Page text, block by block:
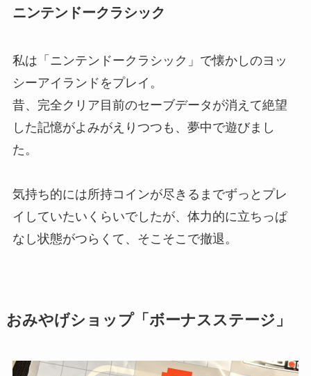
ニンテンドークラシック
私は「ニンテンドークラシック」で懐かしのヨッ
シーアイランドをプレイ。
昔、完全クリア目前のセーブデータが消えて絶望
した記憶がよみがえりつつも、夢中で遊びまし
た。
気持ち的には所持コインが尽きるまでずっとプレ
イしていたいくらいでしたが、体力的に立ちっぱ
なし状態がつらくて、そこそこで撤退。
おみやげショップ「ボーナスステージ」